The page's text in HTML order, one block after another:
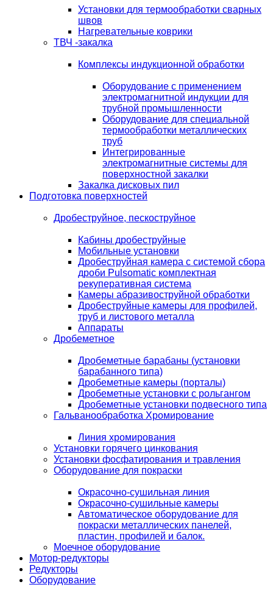
Установки для термообработки сварных
швов
Нагревательные коврики
ТВЧ -закалка
Комплексы индукционной обработки
Оборудование с применением
электромагнитной индукции для
трубной промышленности
Оборудование для специальной
термообработки металлических
труб
Интегрированные
электромагнитные системы для
поверхностной закалки
Закалка дисковых пил
Подготовка поверхностей
Дробеструйное, пескоструйное
Кабины дробеструйные
Мобильные установки
Дробеструйная камера с системой сбора
дроби Pulsomatic комплектная
рекуперативная система
Камеры абразивоструйной обработки
Дробеструйные камеры для профилей,
труб и листового металла
Аппараты
Дробеметное
Дробеметные барабаны (установки
барабанного типа)
Дробеметные камеры (порталы)
Дробеметные установки с рольгангом
Дробеметные установки подвесного типа
Гальванообработка Хромирование
Линия хромирования
Установки горячего цинкования
Установки фосфатирования и травления
Оборудование для покраски
Окрасочно-сушильная линия
Окрасочно-сушильные камеры
Автоматическое оборудование для
покраски металлических панелей,
пластин, профилей и балок.
Моечное оборудование
Мотор-редукторы
Редукторы
Оборудование